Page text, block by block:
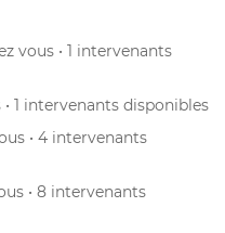
vous • 1 intervenants
• 1 intervenants disponibles
• 4 intervenants
• 8 intervenants